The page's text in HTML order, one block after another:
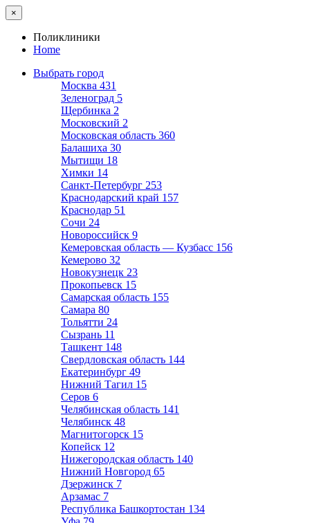
×
Поликлиники
Home
Выбрать город
Москва 431
Зеленоград 5
Щербинка 2
Московский 2
Московская область 360
Балашиха 30
Мытищи 18
Химки 14
Санкт-Петербург 253
Краснодарский край 157
Краснодар 51
Сочи 24
Новороссийск 9
Кемеровская область — Кузбасс 156
Кемерово 32
Новокузнецк 23
Прокопьевск 15
Самарская область 155
Самара 80
Тольятти 24
Сызрань 11
Ташкент 148
Свердловская область 144
Екатеринбург 49
Нижний Тагил 15
Серов 6
Челябинская область 141
Челябинск 48
Магнитогорск 15
Копейск 12
Нижегородская область 140
Нижний Новгород 65
Дзержинск 7
Арзамас 7
Республика Башкортостан 134